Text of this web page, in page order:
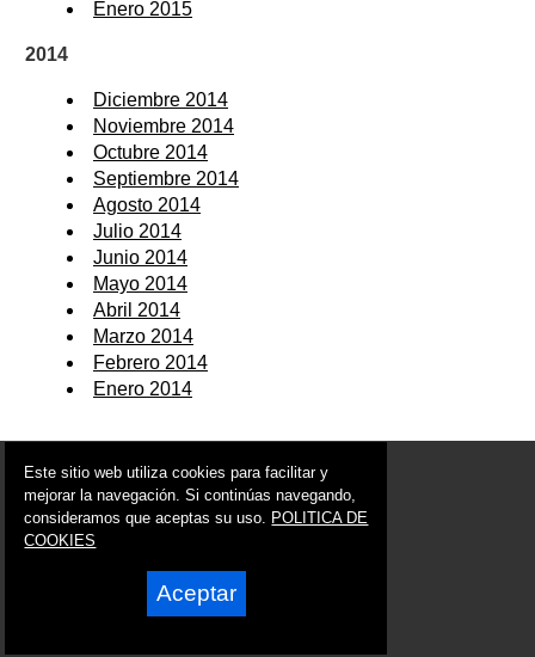
Enero 2015
2014
Diciembre 2014
Noviembre 2014
Octubre 2014
Septiembre 2014
Agosto 2014
Julio 2014
Junio 2014
Mayo 2014
Abril 2014
Marzo 2014
Febrero 2014
Enero 2014
© 2006 - 2026 Portal de Ricote Noticias
info@portaldericote.es
Síguenos en:
Este sitio web utiliza cookies para facilitar y
mejorar la navegación. Si continúas navegando,
consideramos que aceptas su uso. POLITICA DE
COOKIES
Aceptar